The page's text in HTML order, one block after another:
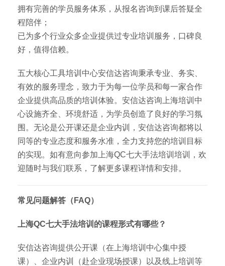
拥有完善的学员服务体系，从报名咨询到课后答疑全
程陪伴；
已为多个行业众多企业提供过专业培训服务，口碑良
好，值得信赖。
五大核心工具培训中心安信达咨询秉承专业、务实、
有效的服务理念，致力于为每一位学员和每一家合作
企业提供高品质的培训体验。安信达咨询上海培训中
心设施齐全、环境舒适，为学员创造了良好的学习氛
围。无论是公开课还是企业内训，安信达咨询都将以
同等的专业态度和服务水准，全力支持您的培训目标
的实现。如有意向参加上海QC七大手法培训培训，欢
迎随时与我们联系，了解更多课程详情和安排。
常见问题解答（FAQ）
上海QC七大手法培训的课程形式有哪些？
安信达咨询提供公开课（在上海培训中心集中授
课）、企业内训（赴企业现场授课）以及线上培训等